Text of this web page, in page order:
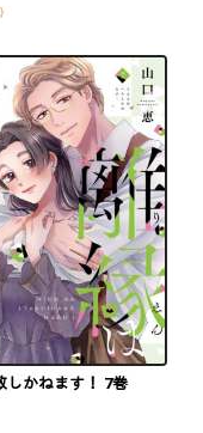
しかねます！ 7巻